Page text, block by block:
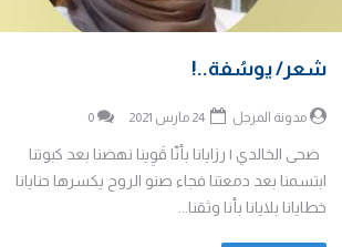
شعر/ يوسُفة..!
مدونة المرجل 24 مارس 2021 0
ضحى الخالدي | ‎رزايانا ‎بأنّا ‎قَوِينا ‎نهضنا بعد كبوتنا
‎ابتسمنا بعد دمعتنا ‎فجاء صنو الروح ‎يكسرها حنايانا